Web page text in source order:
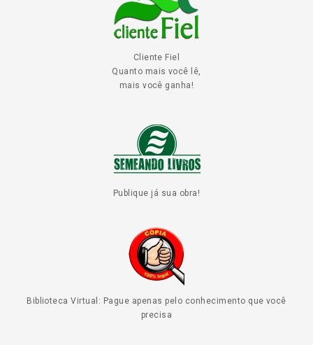
Cliente Fiel
Quanto mais você lê,
mais você ganha!
Publique já sua obra!
Biblioteca Virtual: Pague apenas pelo conhecimento que você
precisa